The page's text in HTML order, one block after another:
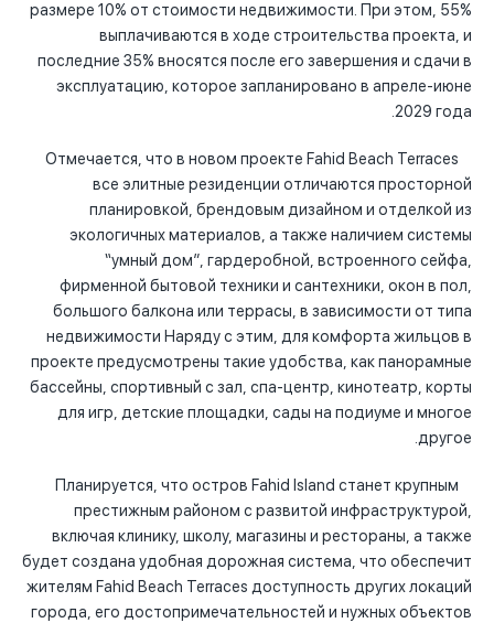
размере 10% от стоимости недвижимости. При этом, 55%
выплачиваются в ходе строительства проекта, и
последние 35% вносятся после его завершения и сдачи в
эксплуатацию, которое запланировано в апреле-июне
2029 года.
Отмечается, что в новом проекте Fahid Beach Terraces
все элитные резиденции отличаются просторной
планировкой, брендовым дизайном и отделкой из
экологичных материалов, а также наличием системы
“умный дом”, гардеробной, встроенного сейфа,
фирменной бытовой техники и сантехники, окон в пол,
большого балкона или террасы, в зависимости от типа
недвижимости Наряду с этим, для комфорта жильцов в
проекте предусмотрены такие удобства, как панорамные
бассейны, спортивный с зал, спа-центр, кинотеатр, корты
для игр, детские площадки, сады на подиуме и многое
другое.
Планируется, что остров Fahid Island станет крупным
престижным районом с развитой инфраструктурой,
включая клинику, школу, магазины и рестораны, а также
будет создана удобная дорожная система, что обеспечит
жителям Fahid Beach Terraces доступность других локаций
города, его достопримечательностей и нужных объектов